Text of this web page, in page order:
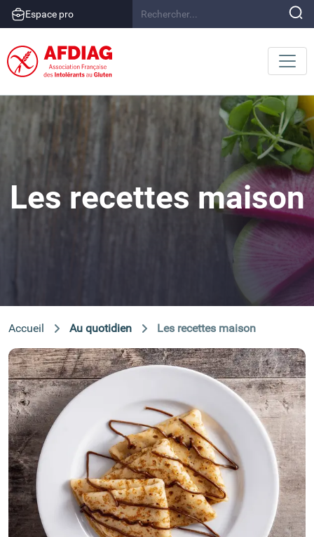
Espace pro
Les recettes maison
Accueil Au quotidien Les recettes maison